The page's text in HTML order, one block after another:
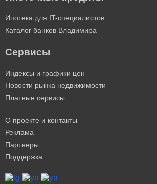
Ипотека для IT-специалистов
Каталог банков Владимира
Сервисы
Индексы и графики цен
Новости рынка недвижимости
Платные сервисы
О проекте и контакты
Реклама
Партнеры
Поддержка